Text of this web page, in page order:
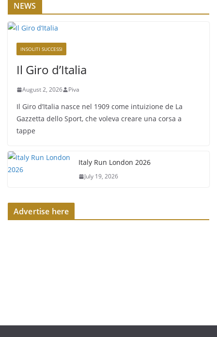
NEWS
INSOLITI SUCCESSI
Il Giro d’Italia
August 2, 2026 Piva
Il Giro d’Italia nasce nel 1909 come intuizione de La
Gazzetta dello Sport, che voleva creare una corsa a
tappe
Italy Run London 2026
July 19, 2026
Advertise here